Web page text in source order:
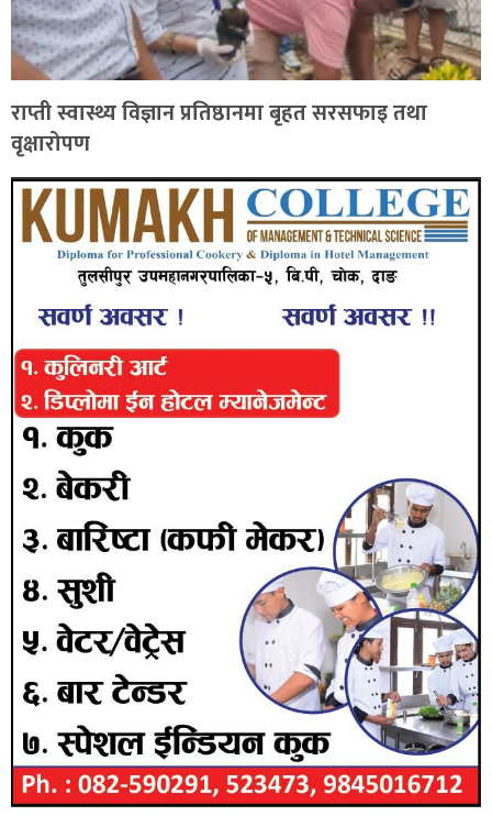
राप्ती स्वास्थ्य विज्ञान प्रतिष्ठानमा बृहत सरसफाइ तथा
वृक्षारोपण